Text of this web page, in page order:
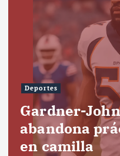
Deportes
Gardner-
abandona
en camilla